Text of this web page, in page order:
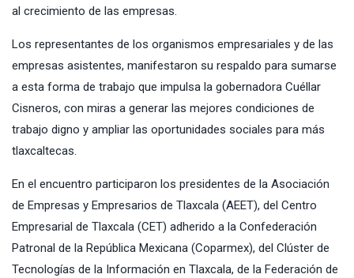
al crecimiento de las empresas.
Los representantes de los organismos empresariales y de las
empresas asistentes, manifestaron su respaldo para sumarse
a esta forma de trabajo que impulsa la gobernadora Cuéllar
Cisneros, con miras a generar las mejores condiciones de
trabajo digno y ampliar las oportunidades sociales para más
tlaxcaltecas.
En el encuentro participaron los presidentes de la Asociación
de Empresas y Empresarios de Tlaxcala (AEET), del Centro
Empresarial de Tlaxcala (CET) adherido a la Confederación
Patronal de la República Mexicana (Coparmex), del Clúster de
Tecnologías de la Información en Tlaxcala, de la Federación de